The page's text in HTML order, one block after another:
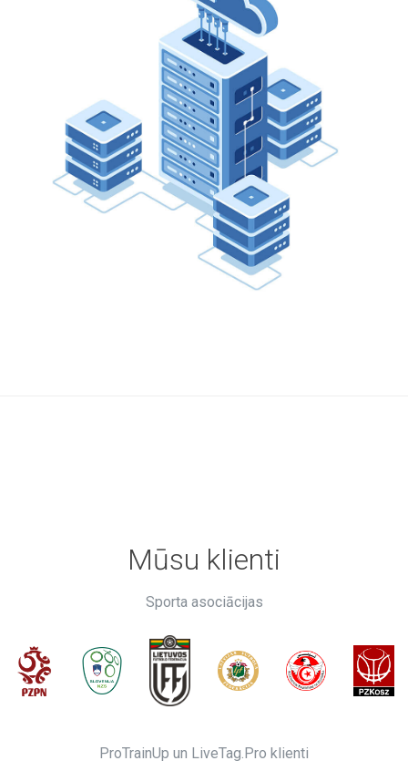
Mūsu klienti
Sporta asociācijas
ProTrainUp un LiveTag.Pro klienti